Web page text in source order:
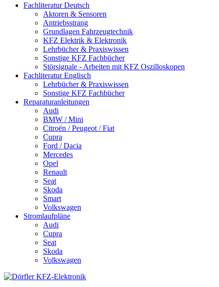
Fachliteratur Deutsch
Aktoren & Sensoren
Antriebsstrang
Grundlagen Fahrzeugtechnik
KFZ Elektrik & Elektronik
Lehrbücher & Praxiswissen
Sonstige KFZ Fachbücher
Störsignale - Arbeiten mit KFZ Oszilloskopen
Fachliteratur Englisch
Lehrbücher & Praxiswissen
Sonstige KFZ Fachbücher
Reparaturanleitungen
Audi
BMW / Mini
Citroën / Peugeot / Fiat
Cupra
Ford / Dacia
Mercedes
Opel
Renault
Seat
Skoda
Smart
Volkswagen
Stromlaufpläne
Audi
Cupra
Seat
Skoda
Volkswagen